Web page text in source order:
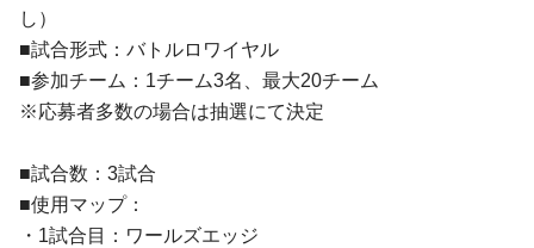
し）
■試合形式：バトルロワイヤル
■参加チーム：1チーム3名、最大20チーム
※応募者多数の場合は抽選にて決定
■試合数：3試合
■使用マップ：
・1試合目：ワールズエッジ